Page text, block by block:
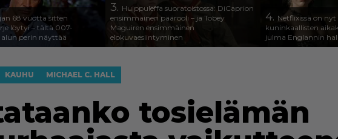
68 vuotta sitten
löytyi – tältä 007-
perin näyttää
3. Huippuleffa suoratoistossa: DiCaprion
ensimmäinen päärooli – ja Tobey
Maguiren ensimmäinen
elokuvaesiintyminen
4. Netflixissä on
kuninkaallisten
julma Englannin
KAUHU MICHAEL C. HALL
tosielämän